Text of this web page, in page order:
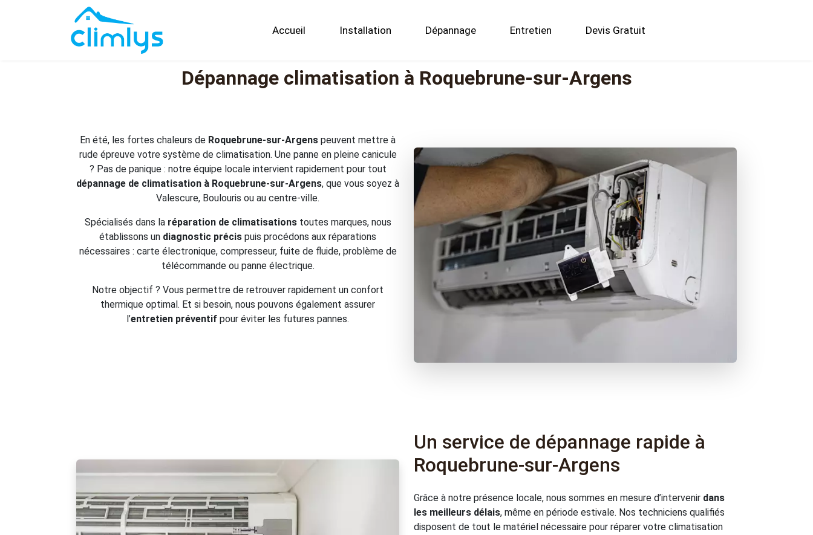
Accueil Installation Dépannage Entretien Devis Gratuit
Dépannage climatisation à Roquebrune-sur-Argens
En été, les fortes chaleurs de Roquebrune-sur-Argens peuvent mettre à
rude épreuve votre système de climatisation. Une panne en pleine canicule
? Pas de panique : notre équipe locale intervient rapidement pour tout
dépannage de climatisation à Roquebrune-sur-Argens, que vous soyez à
Valescure, Boulouris ou au centre-ville.
Spécialisés dans la réparation de climatisationstoutes marques, nous
établissons un diagnostic précis puis procédons aux réparations
nécessaires : carte électronique, compresseur, fuite de fluide, problème de
télécommande ou panne électrique.
Notre objectif ? Vous permettre de retrouver rapidement un confort
thermique optimal. Et si besoin, nous pouvons également assurer
l’entretien préventif pour éviter les futures pannes.
Un service de dépannage rapide à
Roquebrune-sur-Argens
Grâce à notre présence locale, nous sommes en mesure d’intervenir dans
les meilleurs délais, même en période estivale. Nos techniciens qualifiés
disposent de tout le matériel nécessaire pour réparer votre climatisation